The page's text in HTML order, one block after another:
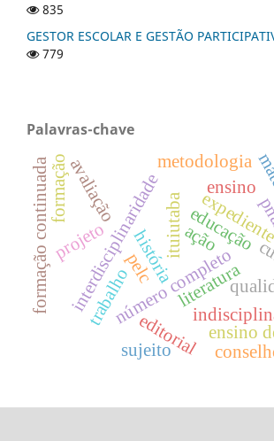
835
GESTOR ESCOLAR E GESTÃO
779
Palavras-chave
número completo
editorial
ensino
interdisciplinaridade
histórialiteratura
projeto
pelc
ituiutabaeducação
formação continuada
ensino
avaliação metodologia
trabalho
sujeito
formação
ação